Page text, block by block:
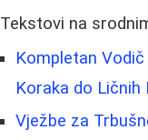
Tekstovi na
Kompletan
Koraka do Ličnih
Vježbe za